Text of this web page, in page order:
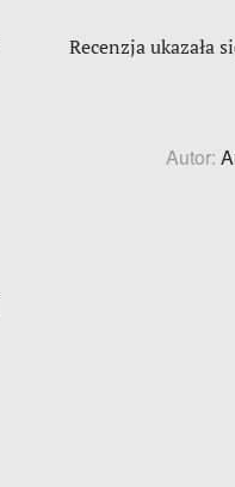
Recenzja ukazała
Autor: